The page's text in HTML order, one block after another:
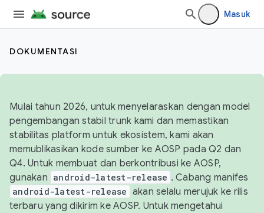
Masuk
DOKUMENTASI
Mulai tahun 2026, untuk menyelaraskan dengan model
pengembangan stabil trunk kami dan memastikan
stabilitas platform untuk ekosistem, kami akan
memublikasikan kode sumber ke AOSP pada Q2 dan
Q4. Untuk membuat dan berkontribusi ke AOSP,
gunakan android-latest-release . Cabang manifes
android-latest-release akan selalu merujuk ke rilis
terbaru yang dikirim ke AOSP. Untuk mengetahui